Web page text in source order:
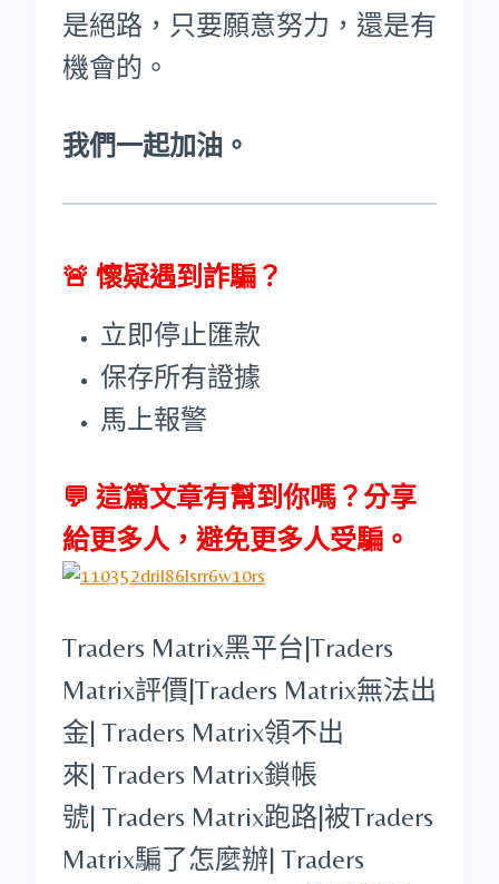
是絕路，只要願意努力，還是有
機會的。
我們一起加油。
🚨 懷疑遇到詐騙？
立即停止匯款
保存所有證據
馬上報警
💬 這篇文章有幫到你嗎？分享
給更多人，避免更多人受騙。
Traders Matrix黑平台|Traders
Matrix評價|Traders Matrix無法出
金| Traders Matrix領不出
來| Traders Matrix鎖帳
號| Traders Matrix跑路|被Traders
Matrix騙了怎麼辦| Traders